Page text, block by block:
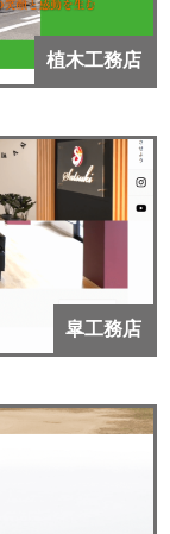
植木工務店
皐工務店